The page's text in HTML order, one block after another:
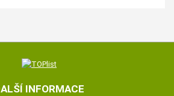
INFORMACE